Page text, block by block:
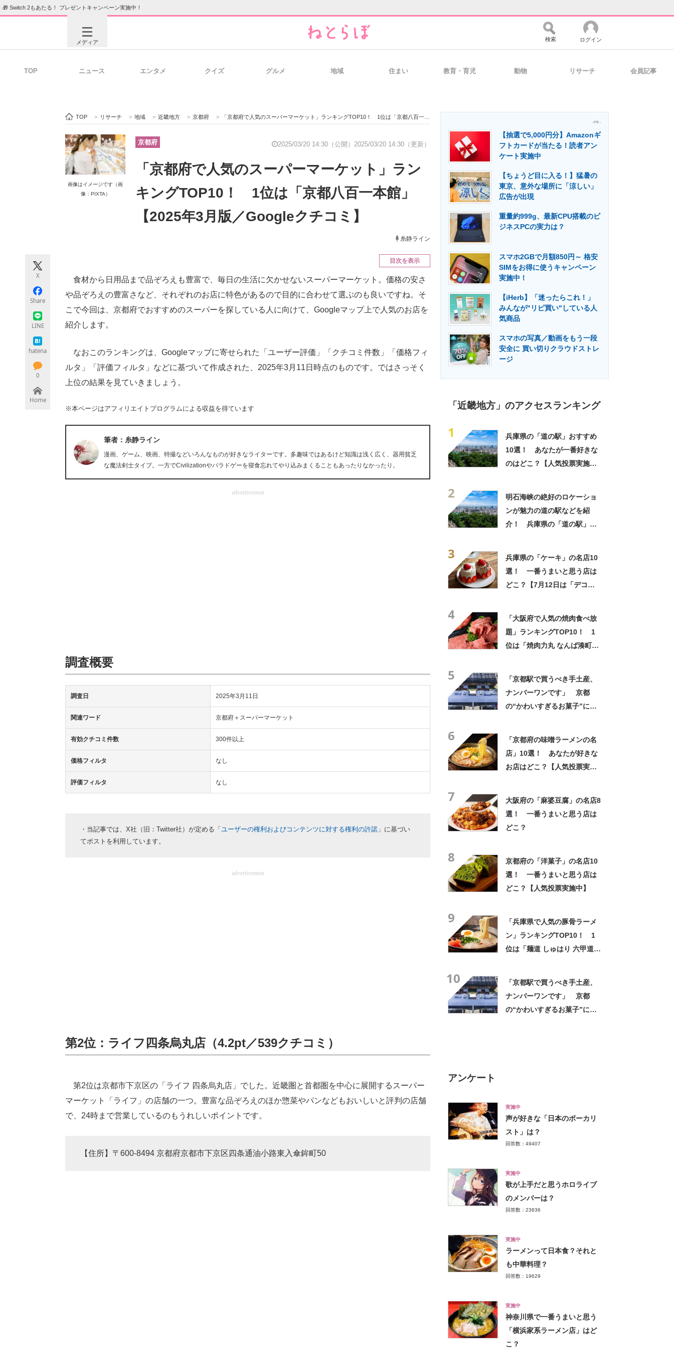
🎁 Switch 2もあたる！ プレゼントキャンペーン実施中！
メディア
ビジネスと働き方のヒント 経営リーダーのコミュニティ マーケ×ITの今がよく分かる
ITエンジニア向け専門サイト IT製品の技術・比較・事例 製造業のIT導入・活用を支援
エネルギーの専門メディア 建設×テクノロジーの最前線
ちょっと気になるネットの話題
検索 ログイン
TOP ニュース エンタメ クイズ グルメ 地域 住まい 教育・育児 動物 リサーチ 会員記事
TOP > リサーチ > 地域 > 近畿地方 > 京都府 > 「京都府で人気のスーパーマーケット」ランキングTOP10！ 1位は「京都八百一本館」【2025年3月版／Googleクチコミ】
画像はイメージです（画
像：PIXTA）
京都府 2025/03/20 14:30（公開） 2025/03/20 14:30（更新）
「京都府で人気のスーパーマーケット」ラン
キングTOP10！ 1位は「京都八百一本館」
【2025年3月版／Googleクチコミ】
糸静ライン
X
Share
LINE
hatena
0
Home
目次を表示
食材から日用品まで品ぞろえも豊富で、毎日の生活に欠かせないスーパーマーケット。価格の安さ
や品ぞろえの豊富さなど、それぞれのお店に特色があるので目的に合わせて選ぶのも良いですね。そ
こで今回は、京都府でおすすめのスーパーを探している人に向けて、Googleマップ上で人気のお店を
紹介します。
なおこのランキングは、Googleマップに寄せられた「ユーザー評価」「クチコミ件数」「価格フィ
ルタ」「評価フィルタ」などに基づいて作成された、2025年3月11日時点のものです。ではさっそく
上位の結果を見ていきましょう。
※本ページはアフィリエイトプログラムによる収益を得ています
筆者：糸静ライン
漫画、ゲーム、映画、特撮などいろんなものが好きなライターです。多趣味ではあるけど知識は浅く広く、器用貧乏
な魔法剣士タイプ。一方でCivilizationやパラドゲーを寝食忘れてやり込みまくることもあったりなかったり。
advertisement
調査概要
調査日 2025年3月11日
関連ワード 京都府＋スーパーマーケット
有効クチコミ件数 300件以上
価格フィルタ なし
評価フィルタ なし
・当記事では、X社（旧：Twitter社）が定める「 ユーザーの権利およびコンテンツに対する権利の許諾 」に基づい
てポストを利用しています。
advertisement
第2位：ライフ四条烏丸店（4.2pt／539クチコミ）
第2位は京都市下京区の「ライフ 四条烏丸店」でした。近畿圏と首都圏を中心に展開するスーパー
マーケット「ライフ」の店舗の一つ。豊富な品ぞろえのほか惣菜やパンなどもおいしいと評判の店舗
で、24時まで営業しているのもうれしいポイントです。
【住所】〒600-8494 京都府京都市下京区四条通油小路東入傘鉾町50
- PR -
【抽選で5,000円分】Amazonギ
フトカードが当たる！読者アン
ケート実施中
【ちょうど目に入る！】猛暑の
東京、意外な場所に「涼しい」
広告が出現
重量約999g、最新CPU搭載のビ
ジネスPCの実力は？
スマホ2GBで月額850円～ 格安
SIMをお得に使うキャンペーン
実施中！
【iHerb】「迷ったらこれ！」
みんなが"リピ買い"している人
気商品
スマホの写真／動画をもう一段
安全に 買い切りクラウドストレ
ージ
「近畿地方」のアクセスランキング
1
兵庫県の「道の駅」おすすめ
10選！ あなたが一番好きな
のはどこ？【人気投票実施
2
明石海峡の絶好のロケーショ
ンが魅力の道の駅などを紹
介！ 兵庫県の「道の駅」お
3
兵庫県の「ケーキ」の名店10
選！ 一番うまいと思う店は
どこ？【7月12日は「デコレ
4
「大阪府で人気の焼肉食べ放
題」ランキングTOP10！ 1
位は「焼肉力丸 なんば湊町
5
「京都駅で買うべき手土産、
ナンバーワンです」 京都
の“かわいすぎるお菓子”に反
6
「京都府の味噌ラーメンの名
店」10選！ あなたが好きな
お店はどこ？【人気投票実施
7
大阪府の「麻婆豆腐」の名店8
選！ 一番うまいと思う店は
どこ？
8
京都府の「洋菓子」の名店10
選！ 一番うまいと思う店は
どこ？【人気投票実施中】
9
「兵庫県で人気の豚骨ラーメ
ン」ランキングTOP10！ 1
位は「麺道 しゅはり 六甲道
10
「京都駅で買うべき手土産、
ナンバーワンです」 京都
の“かわいすぎるお菓子”に反
アンケート
実施中
声が好きな「日本のボーカリ
スト」は？
回答数：49407
実施中
歌が上手だと思うホロライブ
のメンバーは？
回答数：23836
実施中
ラーメンって日本食？それと
も中華料理？
回答数：19629
実施中
神奈川県で一番うまいと思う
「横浜家系ラーメン店」はど
こ？